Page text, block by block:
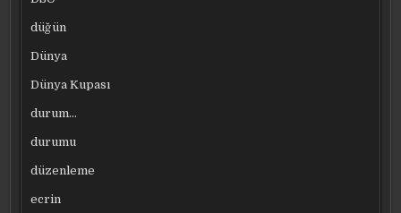
düğün
Dünya
Dünya Kupası
durum…
durumu
düzenleme
ecrin